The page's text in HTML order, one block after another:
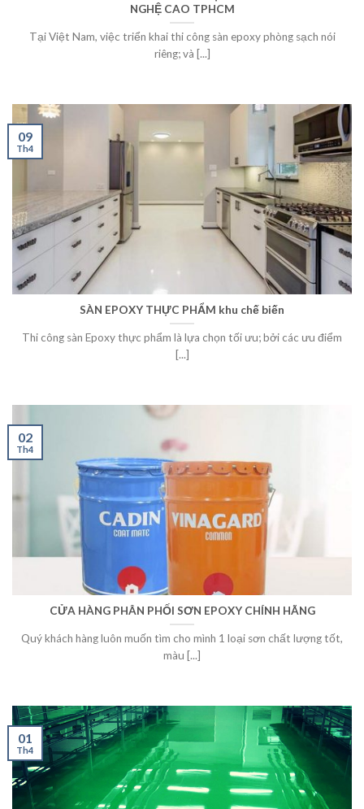
NGHỆ CAO TPHCM
Tại Việt Nam, việc triển khai thi công sàn epoxy phòng sạch nói
riêng; và [...]
SÀN EPOXY THỰC PHẨM khu chế biến
Thi công sàn Epoxy thực phẩm là lựa chọn tối ưu; bởi các ưu điểm
[...]
09
Th4
CỬA HÀNG PHÂN PHỐI SƠN EPOXY CHÍNH HÃNG
Quý khách hàng luôn muốn tìm cho mình 1 loại sơn chất lượng tốt,
màu [...]
02
Th4
01
Th4